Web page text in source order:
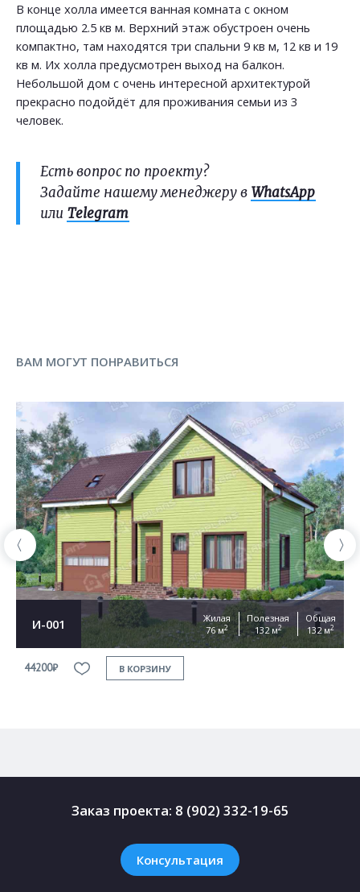
В конце холла имеется ванная комната с окном
площадью 2.5 кв м. Верхний этаж обустроен очень
компактно, там находятся три спальни 9 кв м, 12 кв и 19
кв м. Их холла предусмотрен выход на балкон.
Небольшой дом с очень интересной архитектурой
прекрасно подойдёт для проживания семьи из 3
человек.
Есть вопрос по проекту?
Задайте нашему менеджеру в WhatsApp
или Telegram
ВАМ МОГУТ ПОНРАВИТЬСЯ
И-001
Жилая
76 м2
Полезная
132 м2
Общая
132 м2
44200₽ В КОРЗИНУ
Заказ проекта: 8 (902) 332-19-65
Консультация